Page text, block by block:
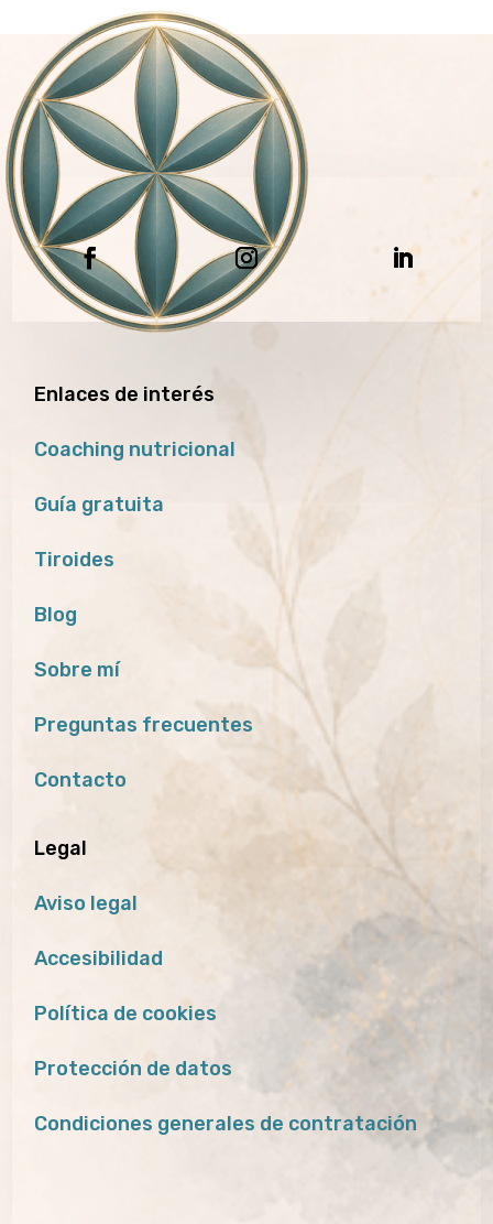
Enlaces de interés
Coaching nutricional
Guía gratuita
Tiroides
Blog
Sobre mí
Preguntas frecuentes
Contacto
Legal
Aviso legal
Accesibilidad
Política de cookies
Protección de datos
Condiciones generales de contratación